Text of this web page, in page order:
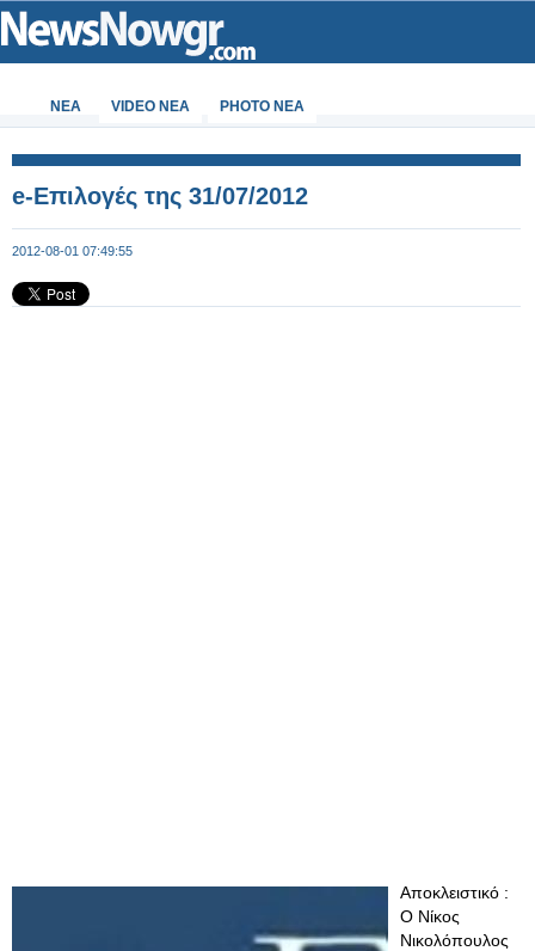
ΝΕΑ VIDEO NEA PHOTO NEA
e-Επιλογές της 31/07/2012
2012-08-01 07:49:55
Αποκλειστικό :
Ο Νίκος
Νικολόπουλος